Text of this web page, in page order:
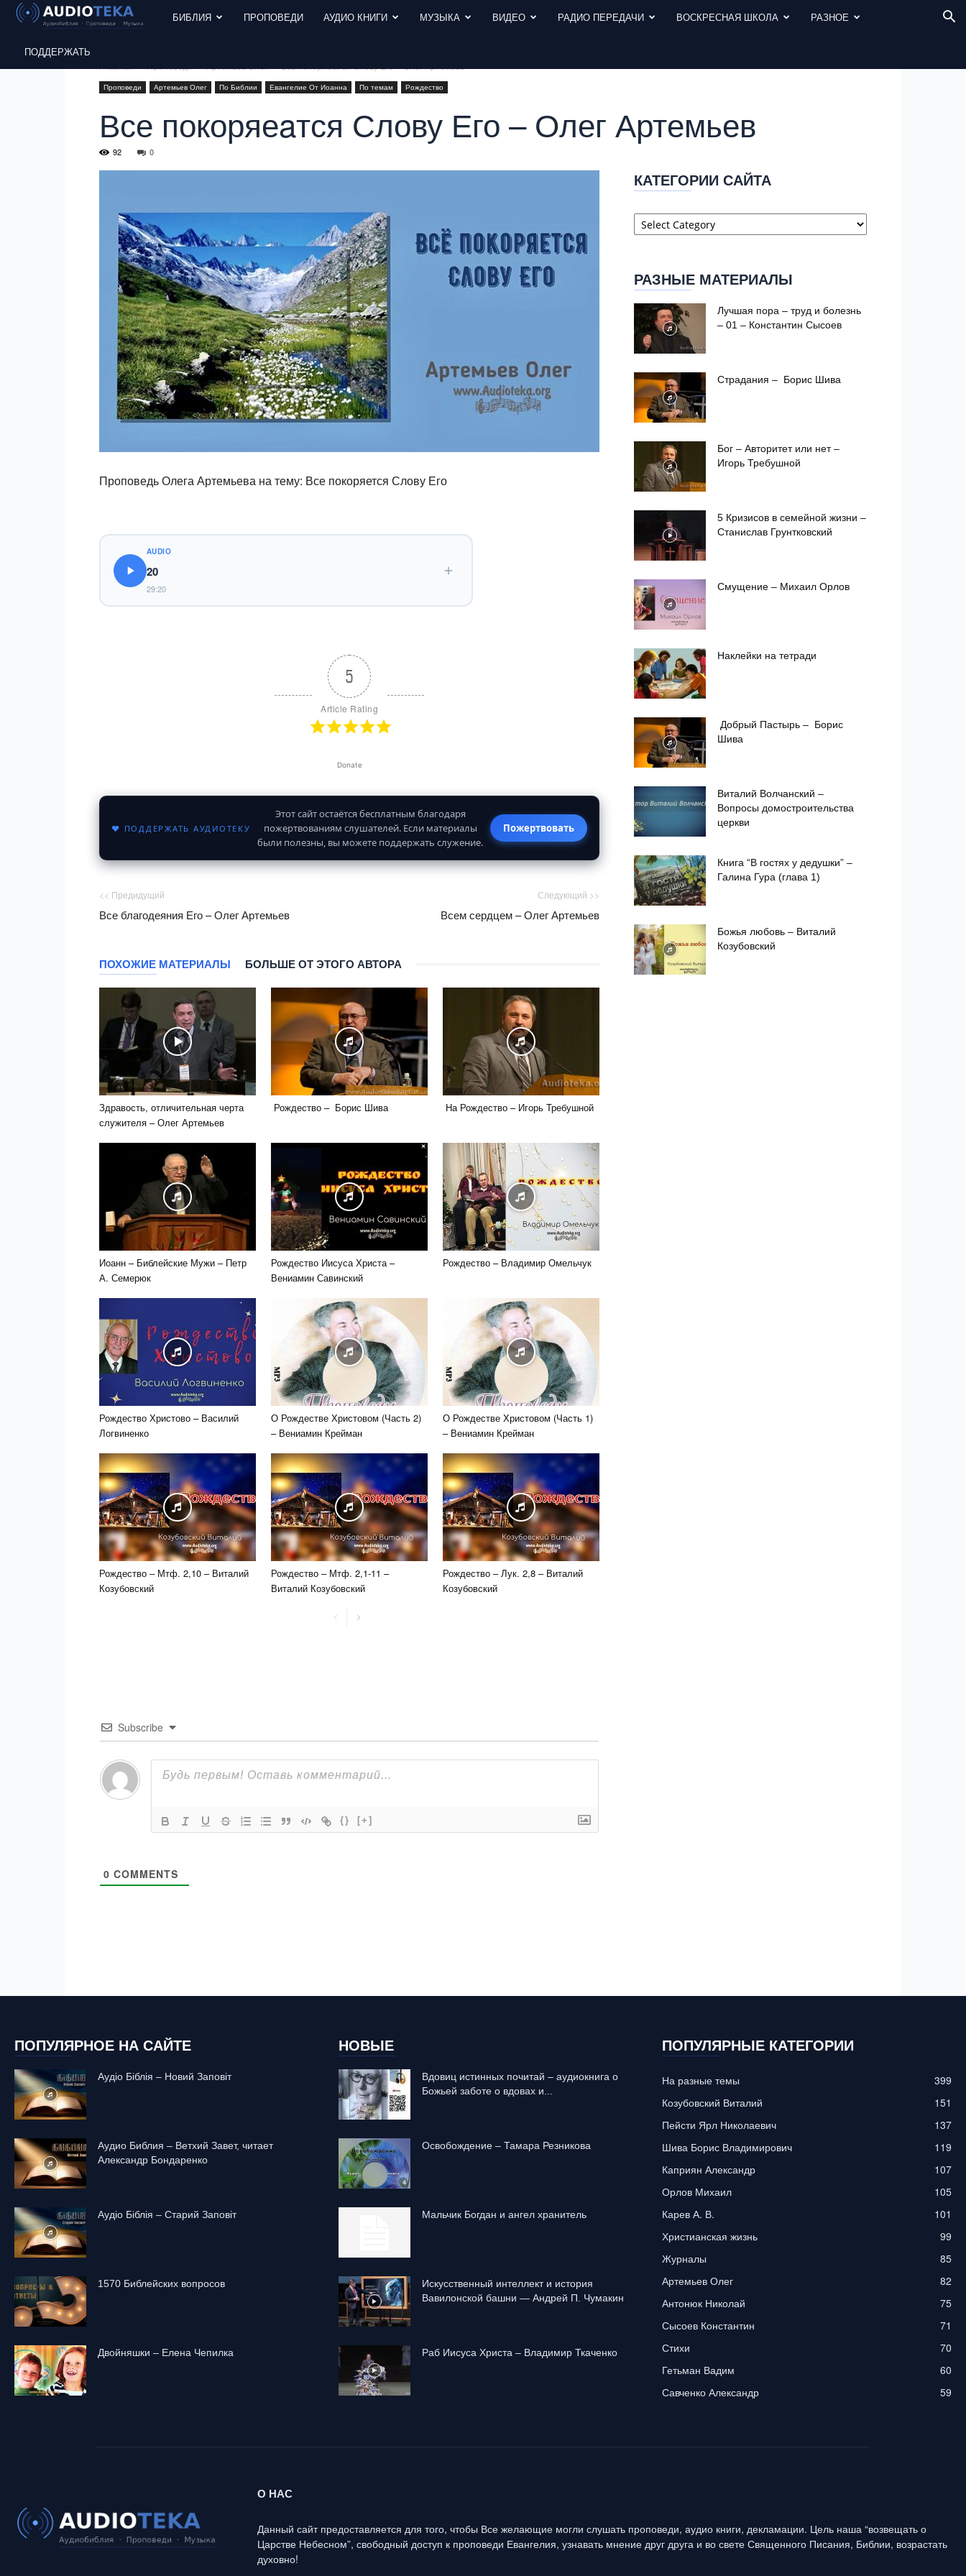
БИБЛИЯ ПРОПОВЕДИ АУДИО КНИГИ МУЗЫКА ВИДЕО РАДИО ПЕРЕДАЧИ ВОСКРЕСНАЯ ШКОЛА РАЗНОЕ
ПОДДЕРЖАТЬ
Проповеди Артемьев Олег По Библии Евангелие От Иоанна По темам Рождество
Все покоряеaтся Слову Его – Олег Артемьев
92 0
Проповедь Олега Артемьева на тему: Все покоряется Слову Его
AUDIO
20
29:20
5
Article Rating
Donate
♥ ПОДДЕРЖАТЬ АУДИОТЕКУ
Этот сайт остаётся бесплатным благодаря
пожертвованиям слушателей. Если материалы
были полезны, вы можете поддержать служение.
Пожертвовать
<< Предидущий
Все благодеяния Его – Олег Артемьев
Следующий >>
Всем сердцем – Олег Артемьев
ПОХОЖИЕ МАТЕРИАЛЫ БОЛЬШЕ ОТ ЭТОГО АВТОРА
Здравость, отличительная черта
служителя – Олег Артемьев
Рождество – Борис Шива На Рождество – Игорь Требушной
Иоанн – Библейские Мужи – Петр
А. Семерюк
Рождество Иисуса Христа –
Вениамин Савинский
Рождество – Владимир Омельчук
Рождество Христово – Василий
Логвиненко
О Рождестве Христовом (Часть 2)
– Вениамин Крейман
О Рождестве Христовом (Часть 1)
– Вениамин Крейман
Рождество – Мтф. 2,10 – Виталий
Козубовский
Рождество – Мтф. 2,1-11 –
Виталий Козубовский
Рождество – Лук. 2,8 – Виталий
Козубовский
Subscribe
{} [+]
0 COMMENTS
КАТЕГОРИИ САЙТА
Категории
сайта
РАЗНЫЕ МАТЕРИАЛЫ
Лучшая пора – труд и болезнь
– 01 – Константин Сысоев
Страдания – Борис Шива
Бог – Авторитет или нет –
Игорь Требушной
5 Кризисов в семейной жизни –
Станислав Грунтковский
Смущение – Михаил Орлов
Наклейки на тетради
Добрый Пастырь – Борис
Шива
Виталий Волчанский –
Вопросы домостроительства
церкви
Книга “В гостях у дедушки” –
Галина Гура (глава 1)
Божья любовь – Виталий
Козубовский
ПОПУЛЯРНОЕ НА САЙТЕ
Аудіо Біблія – Новий Заповіт
Аудио Библия – Ветхий Завет, читает
Александр Бондаренко
Аудіо Біблія – Старий Заповіт
1570 Библейских вопросов
Двойняшки – Елена Чепилка
НОВЫЕ
Вдовиц истинных почитай – аудиокнига о
Божьей заботе о вдовах и...
Освобождение – Тамара Резникова
Mальчик Богдан и ангел хранитель
Искусственный интеллект и история
Вавилонской башни — Андрей П. Чумакин
Раб Иисуса Христа – Владимир Ткаченко
ПОПУЛЯРНЫЕ КАТЕГОРИИ
На разные темы
399
Козубовский Виталий
151
Пейсти Ярл Николаевич
137
Шива Борис Владимирович
119
Каприян Александр
107
Орлов Михаил
105
Карев А. В.
101
Христианская жизнь
99
Журналы
85
Артемьев Олег
82
Антонюк Николай
75
Сысоев Константин
71
Стихи
70
Гетьман Вадим
60
Савченко Александр
59
О НАС
Данный сайт предоставляется для того, чтобы Все желающие могли слушать проповеди, аудио книги, декламации. Цель наша “возвещать о
Царстве Небесном”, свободный доступ к проповеди Евангелия, узнавать мнение друг друга и во свете Священного Писания, Библии, возрастать
духовно!